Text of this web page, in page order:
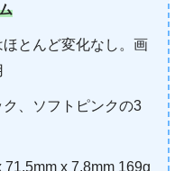
とんど変化なし。画
、ソフトピンクの3
x 7.8mm 169g